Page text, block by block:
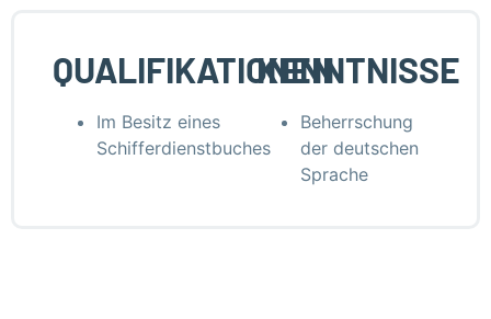
QUALIFIKATIONEN
Im Besitz eines
Schifferdienstbuches
KENNTNISSE
Beherrschung
der deutschen
Sprache